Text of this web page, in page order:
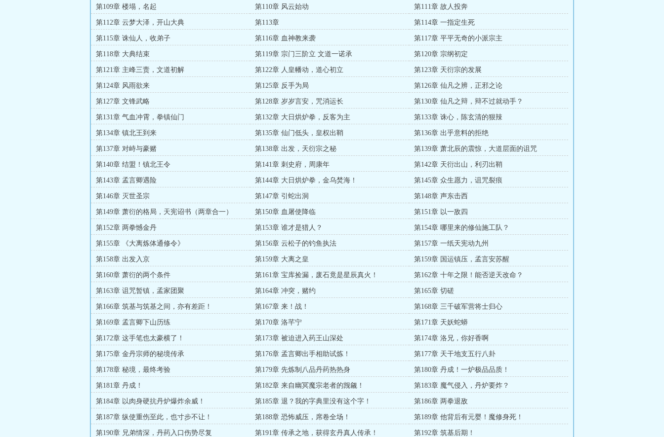
第109章 楼塌，名起 第110章 风云始动 第111章 故人投奔
第112章 云梦大泽，开山大典 第113章 第114章 一指定生死
第115章 诛仙人，收弟子 第116章 血神教来袭 第117章 平平无奇的小派宗主
第118章 大典结束 第119章 宗门三阶立 文道一诺承 第120章 宗纲初定
第121章 主峰三责，文道初解 第122章 人皇幡动，道心初立 第123章 天衍宗的发展
第124章 风雨欲来 第125章 反手为局 第126章 仙凡之辨，正邪之论
第127章 文锋武略 第128章 岁岁言安，咒消运长 第130章 仙凡之辩，辩不过就动手？
第131章 气血冲霄，拳镇仙门 第132章 大日烘炉拳，反客为主 第133章 诛心，陈玄清的狠辣
第134章 镇北王到来 第135章 仙门低头，皇权出鞘 第136章 出乎意料的拒绝
第137章 对峙与豪赌 第138章 出发，天衍宗之秘 第139章 萧北辰的震惊，大道层面的诅咒
第140章 结盟！镇北王令 第141章 刺史府，周康年 第142章 天衍出山，利刃出鞘
第143章 孟言卿遇险 第144章 大日烘炉拳，金乌焚海！ 第145章 众生愿力，诅咒裂痕
第146章 灭世圣宗 第147章 引蛇出洞 第148章 声东击西
第149章 萧衍的格局，天宪诏书（两章合一） 第150章 血屠使降临 第151章 以一敌四
第152章 两拳憾金丹 第153章 谁才是猎人？ 第154章 哪里来的修仙施工队？
第155章 《大离炼体通修令》 第156章 云松子的钓鱼执法 第157章 一纸天宪动九州
第158章 出发入京 第159章 大离之皇 第159章 国运镇压，孟言安苏醒
第160章 萧衍的两个条件 第161章 宝库捡漏，废石竟是星辰真火！ 第162章 十年之限！能否逆天改命？
第163章 诅咒暂镇，孟家团聚 第164章 冲突，赌约 第165章 切磋
第166章 筑基与筑基之间，亦有差距！ 第167章 来！战！ 第168章 三千破军营将士归心
第169章 孟言卿下山历练 第170章 洛芊宁 第171章 天妖蛇蟒
第172章 这手笔也太豪横了！ 第173章 被迫进入药王山深处 第174章 洛兄，你好香啊
第175章 金丹宗师的秘境传承 第176章 孟言卿出手相助试炼！ 第177章 天干地支五行八卦
第178章 秘境，最终考验 第179章 先炼制八品丹药热热身 第180章 丹成！一炉极品品质！
第181章 丹成！ 第182章 来自幽冥魔宗老者的觊觎！ 第183章 魔气侵入，丹炉要炸？
第184章 以肉身硬抗丹炉爆炸余威！ 第185章 退？我的字典里没有这个字！ 第186章 两拳退敌
第187章 纵使重伤至此，也寸步不让！ 第188章 恐怖威压，席卷全场！ 第189章 他背后有元婴！魔修身死！
第190章 兄弟情深，丹药入口伤势尽复 第191章 传承之地，获得玄丹真人传承！ 第192章 筑基后期！